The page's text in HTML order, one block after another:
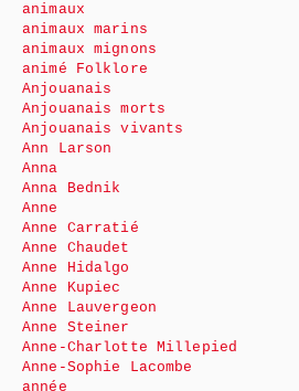
animaux
animaux marins
animaux mignons
animé Folklore
Anjouanais
Anjouanais morts
Anjouanais vivants
Ann Larson
Anna
Anna Bednik
Anne
Anne Carratié
Anne Chaudet
Anne Hidalgo
Anne Kupiec
Anne Lauvergeon
Anne Steiner
Anne-Charlotte Millepied
Anne-Sophie Lacombe
année